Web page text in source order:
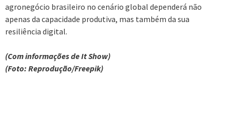
agronegócio brasileiro no cenário global dependerá não
apenas da capacidade produtiva, mas também da sua
resiliência digital.
(Com informações de It Show)
(Foto: Reprodução/Freepik)